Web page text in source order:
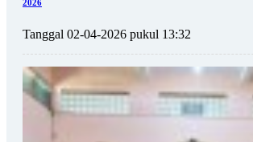
2026
Tanggal 02-04-2026 pukul 13:32